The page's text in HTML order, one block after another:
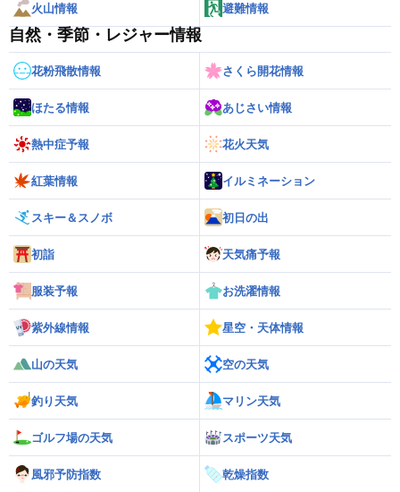
火山情報 避難情報
自然・季節・レジャー情報
花粉飛散情報 さくら開花情報
ほたる情報 あじさい情報
熱中症予報 花火天気
紅葉情報 イルミネーション
スキー＆スノボ 初日の出
初詣 天気痛予報
服装予報 お洗濯情報
紫外線情報 星空・天体情報
山の天気 空の天気
釣り天気 マリン天気
ゴルフ場の天気 スポーツ天気
風邪予防指数 乾燥指数